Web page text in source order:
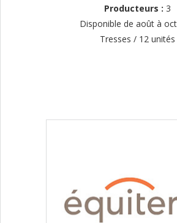
Producteurs : 3
Disponible de août à
Tresses / 12 unités